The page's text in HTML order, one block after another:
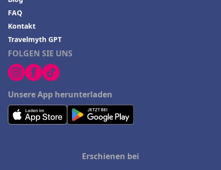
FOLGEN SIE UNS
Unsere App herunterladen
FAQ
Kontakt
Travelmyth GPT
Erschienen bei